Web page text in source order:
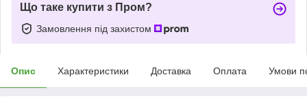
Що таке купити з Пром?
Замовлення під захистом
Опис Характеристики Доставка Оплата Умови